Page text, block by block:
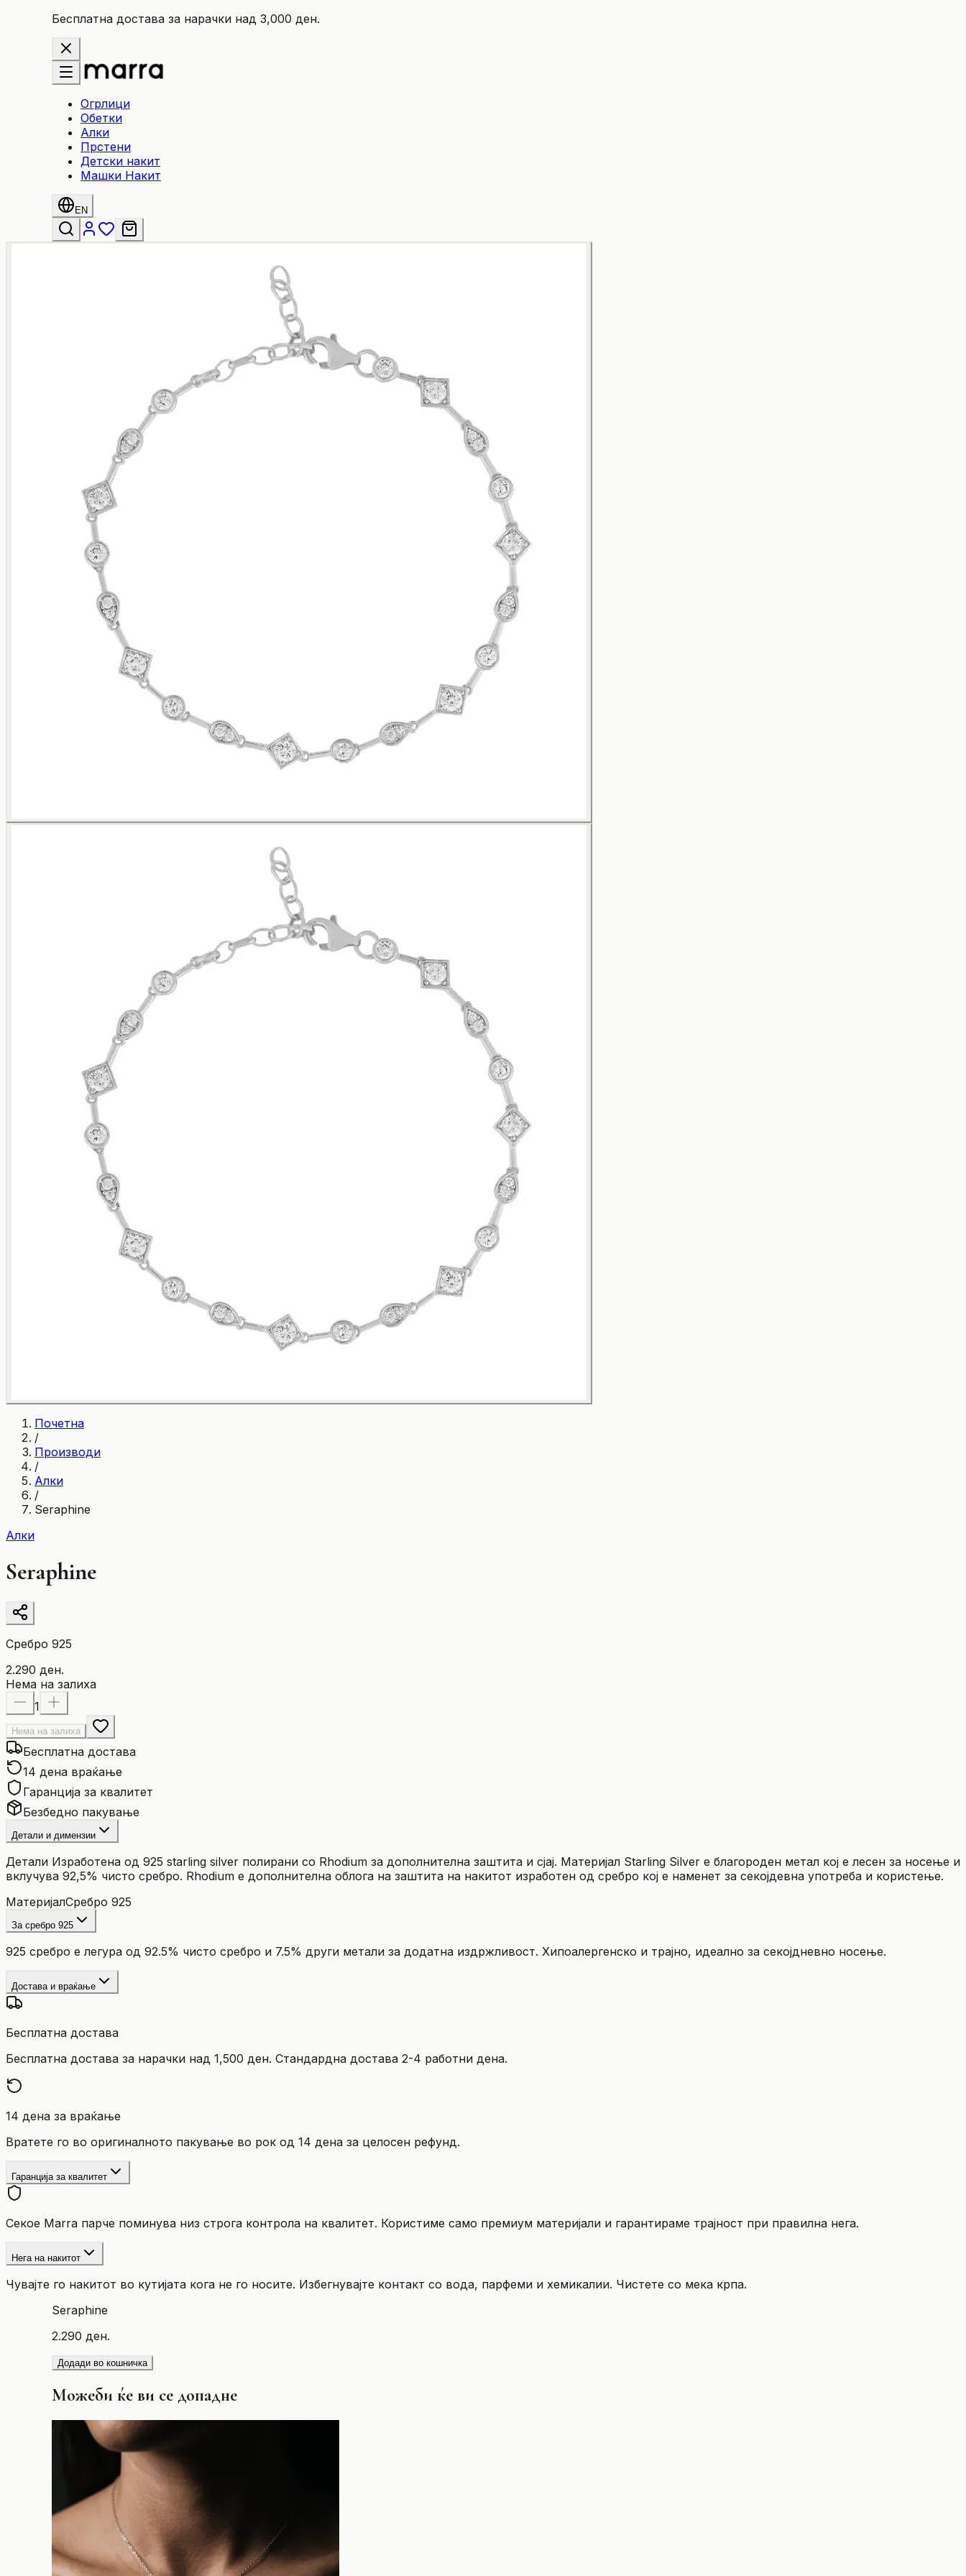
Бесплатна достава за нарачки над 3,000 ден.
Огрлици
Обетки
Алки
Прстени
Детски накит
Машки Накит
EN
Почетна
/
Производи
/
Алки
/
Seraphine
Алки
Seraphine
Сребро 925
2.290 ден.
Нема на залиха
1
Нема на залиха
Бесплатна достава
14 дена враќање
Гаранција за квалитет
Безбедно пакување
Детали и димензии
Детали Изработенa од 925 starling silver полирани со Rhodium за дополнителна заштита и сјај. Материјал Starling Silver е благороден метал кој е лесен за носење и
вклучува 92,5% чисто сребро. Rhodium е дополнителна облога на заштита на накитот изработен од сребро кој е наменет за секојдевна употреба и користење.
МатеријалСребро 925
За сребро 925
925 сребро е легура од 92.5% чисто сребро и 7.5% други метали за додатна издржливост. Хипоалергенско и трајно, идеално за секојдневно носење.
Достава и враќање
Бесплатна достава
Бесплатна достава за нарачки над 1,500 ден. Стандардна достава 2-4 работни дена.
14 дена за враќање
Вратете го во оригиналното пакување во рок од 14 дена за целосен рефунд.
Гаранција за квалитет
Секое Marra парче поминува низ строга контрола на квалитет. Користиме само премиум материјали и гарантираме трајност при правилна нега.
Нега на накитот
Чувајте го накитот во кутијата кога не го носите. Избегнувајте контакт со вода, парфеми и хемикалии. Чистете со мека крпа.
Seraphine
2.290 ден.
Додади во кошничка
Можеби ќе ви се допадне